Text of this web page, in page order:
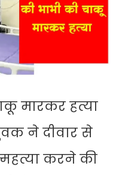
मारकर हत्या
ने दीवार से
करने की